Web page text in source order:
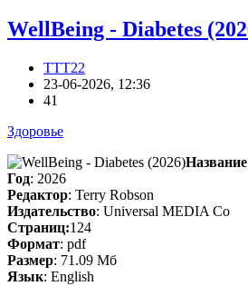
WellBeing - Diabetes
TTT22
23-06-2026, 12:36
41
Здоровье
Название
Год: 2026
Редактор: Terry Robson
Издательство: Universal MEDIA Co
Cтраниц:124
Формат: pdf
Размер: 71.09 Мб
Язык: English